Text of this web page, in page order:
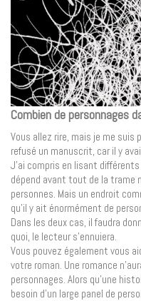
Combien de personnages
Vous allez rire, mais je me suis
refusé un manuscrit, car il y
J’ai compris en lisant
dépend avant tout de la trame
personnes. Mais un endroit
qu’il y ait énormément de
Dans les deux cas, il faudra
quoi, le lecteur s’ennuiera.
Vous pouvez également vous
votre roman. Une romance
personnages. Alors qu’une
besoin d’un large panel de